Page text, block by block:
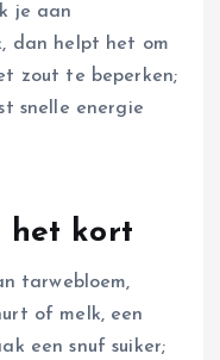
je aan
dan helpt het om
zout te beperken;
snelle energie
het kort
tarwebloem,
of melk, een
een snuf suiker;